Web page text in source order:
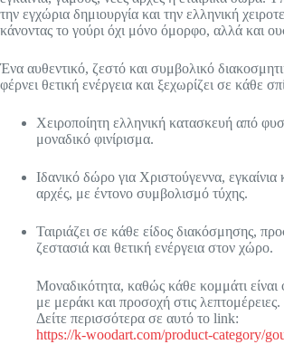
την εγχώρια δημιουργία και την ελληνική
κάνοντας το γούρι όχι μόνο όμορφο, αλλά και
Ένα αυθεντικό, ζεστό και συμβολικό
φέρνει θετική ενέργεια και ξεχωρίζει σε κάθε
Χειροποίητη ελληνική κατασκευή από
μοναδικό φινίρισμα.
Ιδανικό δώρο για Χριστούγεννα, εγκαίνια
αρχές, με έντονο συμβολισμό τύχης.
Ταιριάζει σε κάθε είδος διακόσμησης,
ζεστασιά και θετική ενέργεια στον χώρο.
Μοναδικότητα, καθώς κάθε κομμάτι είναι
με μεράκι και προσοχή στις λεπτομέρειες.
Δείτε περισσότερα σε αυτό το link:
https://k-woodart.com/product-category/